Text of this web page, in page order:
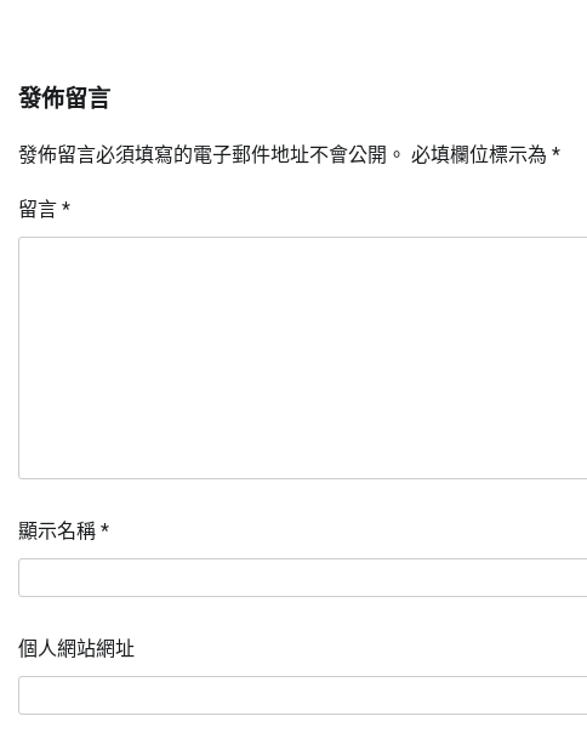
發佈留言
發佈留言必須填寫的電子郵件地址不會公開。 必填欄位標示為 *
留言 *
顯示名稱 *
個人網站網址